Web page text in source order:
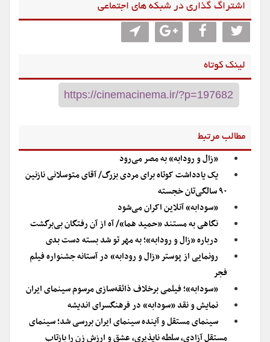
اشتراگ گذاری در شبکه های اجتماعی
لینک کوتاه
مطالب مرتبط
«زال و رودابه» به مصر می‌رود
یک یادداشت کوتاه برای مردی بزرگ/ آقای متوسلانی نازنین
۹۰ سالگی‌تان خجسته
«سودابه» آنلاین اکران می‌شود
نگاهی به مستند «حمید هما»/ آه از آن رفتگان بی‌برگشت
درباره «زال و رودابه»؛ به مهر تو شد بسته دست بدی
رونمایی از پوستر «زال و رودابه» در آستانه جشنواره فیلم
فجر
«سودابه»؛ فیلمی برخلاف ذائقه‌سازی مرسوم سینمای ایران
نمایش و نقد «سودابه» در فرهنگسرای اندیشه
سینمای مستقل و آینده سینمای ایران بررسی شد؛ سینمای
مستقل آزادی، سلطه ناپذیری، عشق و ارزش زن را بازتاب